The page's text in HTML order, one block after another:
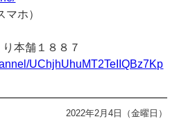
ホ）
本舗１８８７
UChjhUhuMT2TeIIQBz7Kp
2022年2月4日（金曜日）